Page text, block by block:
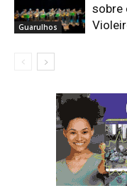
Guarulhos
sobre